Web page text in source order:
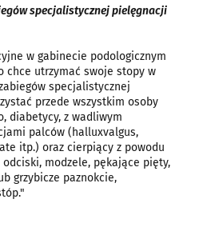
specjalistycznej pielęgnacji
w gabinecie podologicznym
chce utrzymać swoje stopy w
specjalistycznej
przede wszystkim osoby
diabetycy, z wadliwym
palców (halluxvalgus,
itp.) oraz cierpiący z powodu
modzele, pękające pięty,
grzybicze paznokcie,